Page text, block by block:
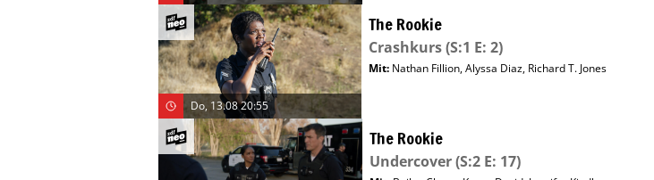
Do, 13.08 20:55
The Rookie
Crashkurs(S:1 E: 2)
Mit: Nathan Fillion,Alyssa Diaz, Richard T. Jones
The Rookie
Undercover(S:2 E: 17)